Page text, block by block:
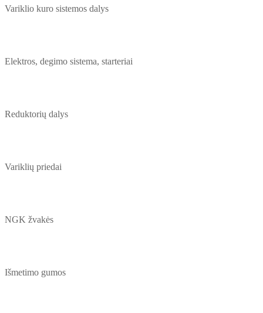
Variklio kuro sistemos dalys
Elektros, degimo sistema, starteriai
Reduktorių dalys
Variklių priedai
NGK žvakės
Išmetimo gumos